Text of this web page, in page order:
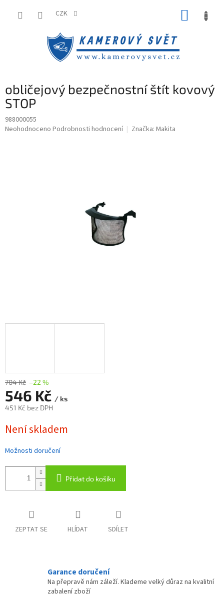
CZK
obličejový bezpečnostní štít kovový
STOP
988000055
Průměrné
Neohodnoceno Podrobnosti hodnocení Značka: Makita
704 Kč –22 %
546 Kč / ks
451 Kč bez DPH
cena:
Není skladem
Možnosti doručení
Přidat do košíku
ZEPTAT SE HLÍDAT SDÍLET
Garance doručení
Na přepravě nám záleží. Klademe velký důraz na kvalitní
zabalení zboží